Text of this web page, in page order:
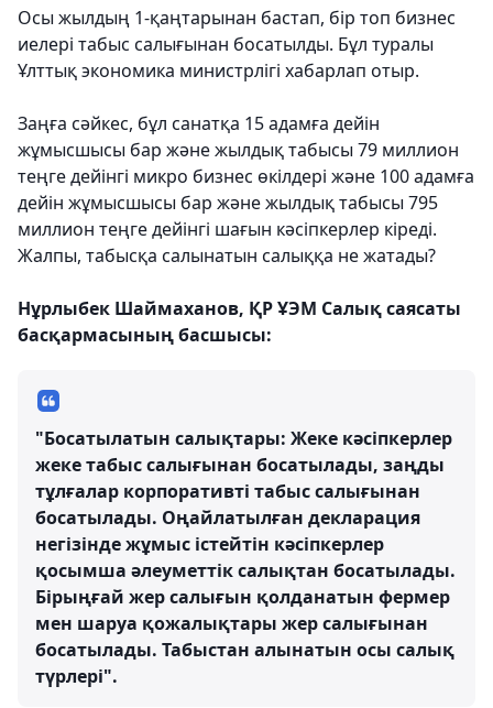
Осы жылдың 1-қаңтарынан бастап, бір топ бизнес
иелері табыс салығынан босатылды. Бұл туралы
Ұлттық экономика министрлігі хабарлап отыр.
Заңға сәйкес, бұл санатқа 15 адамға дейін
жұмысшысы бар және жылдық табысы 79 миллион
теңге дейінгі микро бизнес өкілдері және 100 адамға
дейін жұмысшысы бар және жылдық табысы 795
миллион теңге дейінгі шағын кәсіпкерлер кіреді.
Жалпы, табысқа салынатын салыққа не жатады?
Нұрлыбек Шаймаханов, ҚР ҰЭМ Салық саясаты
басқармасының басшысы:
"Босатылатын салықтары: Жеке кәсіпкерлер
жеке табыс салығынан босатылады, заңды
тұлғалар корпоративті табыс салығынан
босатылады. Оңайлатылған декларация
негізінде жұмыс істейтін кәсіпкерлер
қосымша әлеуметтік салықтан босатылады.
Бірыңғай жер салығын қолданатын фермер
мен шаруа қожалықтары жер салығынан
босатылады. Табыстан алынатын осы салық
түрлері".